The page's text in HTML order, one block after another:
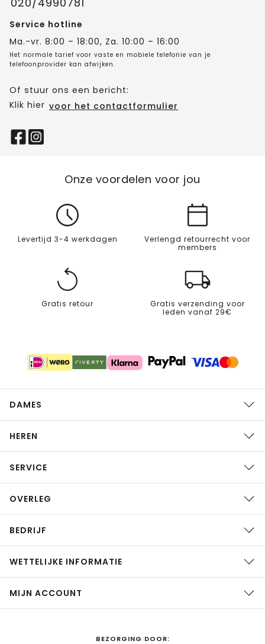
Service hotline
Ma.-vr. 8:00 – 18:00, Za. 10:00 – 16:00
Het normale tarief voor vaste en mobiele telefonie van je
telefoonprovider kan afwijken.
Of stuur ons een bericht:
Klik hier voor het contactformulier
Onze voordelen voor jou
Levertijd 3-4 werkdagen
Verlengd retourrecht voor
members
Gratis retour
Gratis verzending voor
leden vanaf 29€
DAMES
HEREN
SERVICE
OVERLEG
BEDRIJF
WETTELIJKE INFORMATIE
MIJN ACCOUNT
BEZORGING DOOR: